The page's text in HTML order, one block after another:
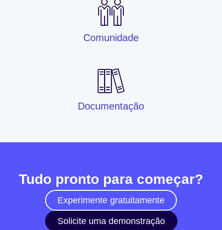
Comunidade
Documentação
Tudo pronto para começar?
Experimente gratuitamente
Solicite uma demonstração